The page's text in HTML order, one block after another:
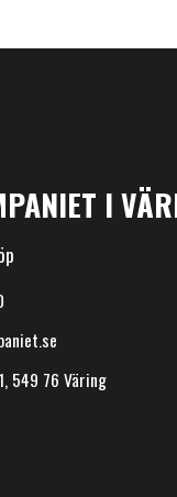
I
549 76 Väring